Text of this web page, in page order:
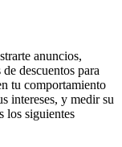
anuncios,
descuentos para
tu comportamiento
intereses, y medir su
los siguientes